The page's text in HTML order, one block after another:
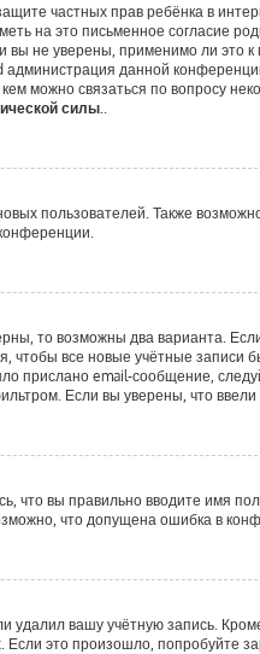
частных прав ребёнка в
на это письменное согласие
не уверены, применимо ли это
данной
можно связаться по вопросу
силы..
пользователей. Также
то возможны два варианта.
чтобы все новые учётные
прислано email-сообщение,
Если вы уверены, что
что вы правильно вводите имя
что допущена ошибка в
удалил вашу учётную запись.
это произошло, попробуйте